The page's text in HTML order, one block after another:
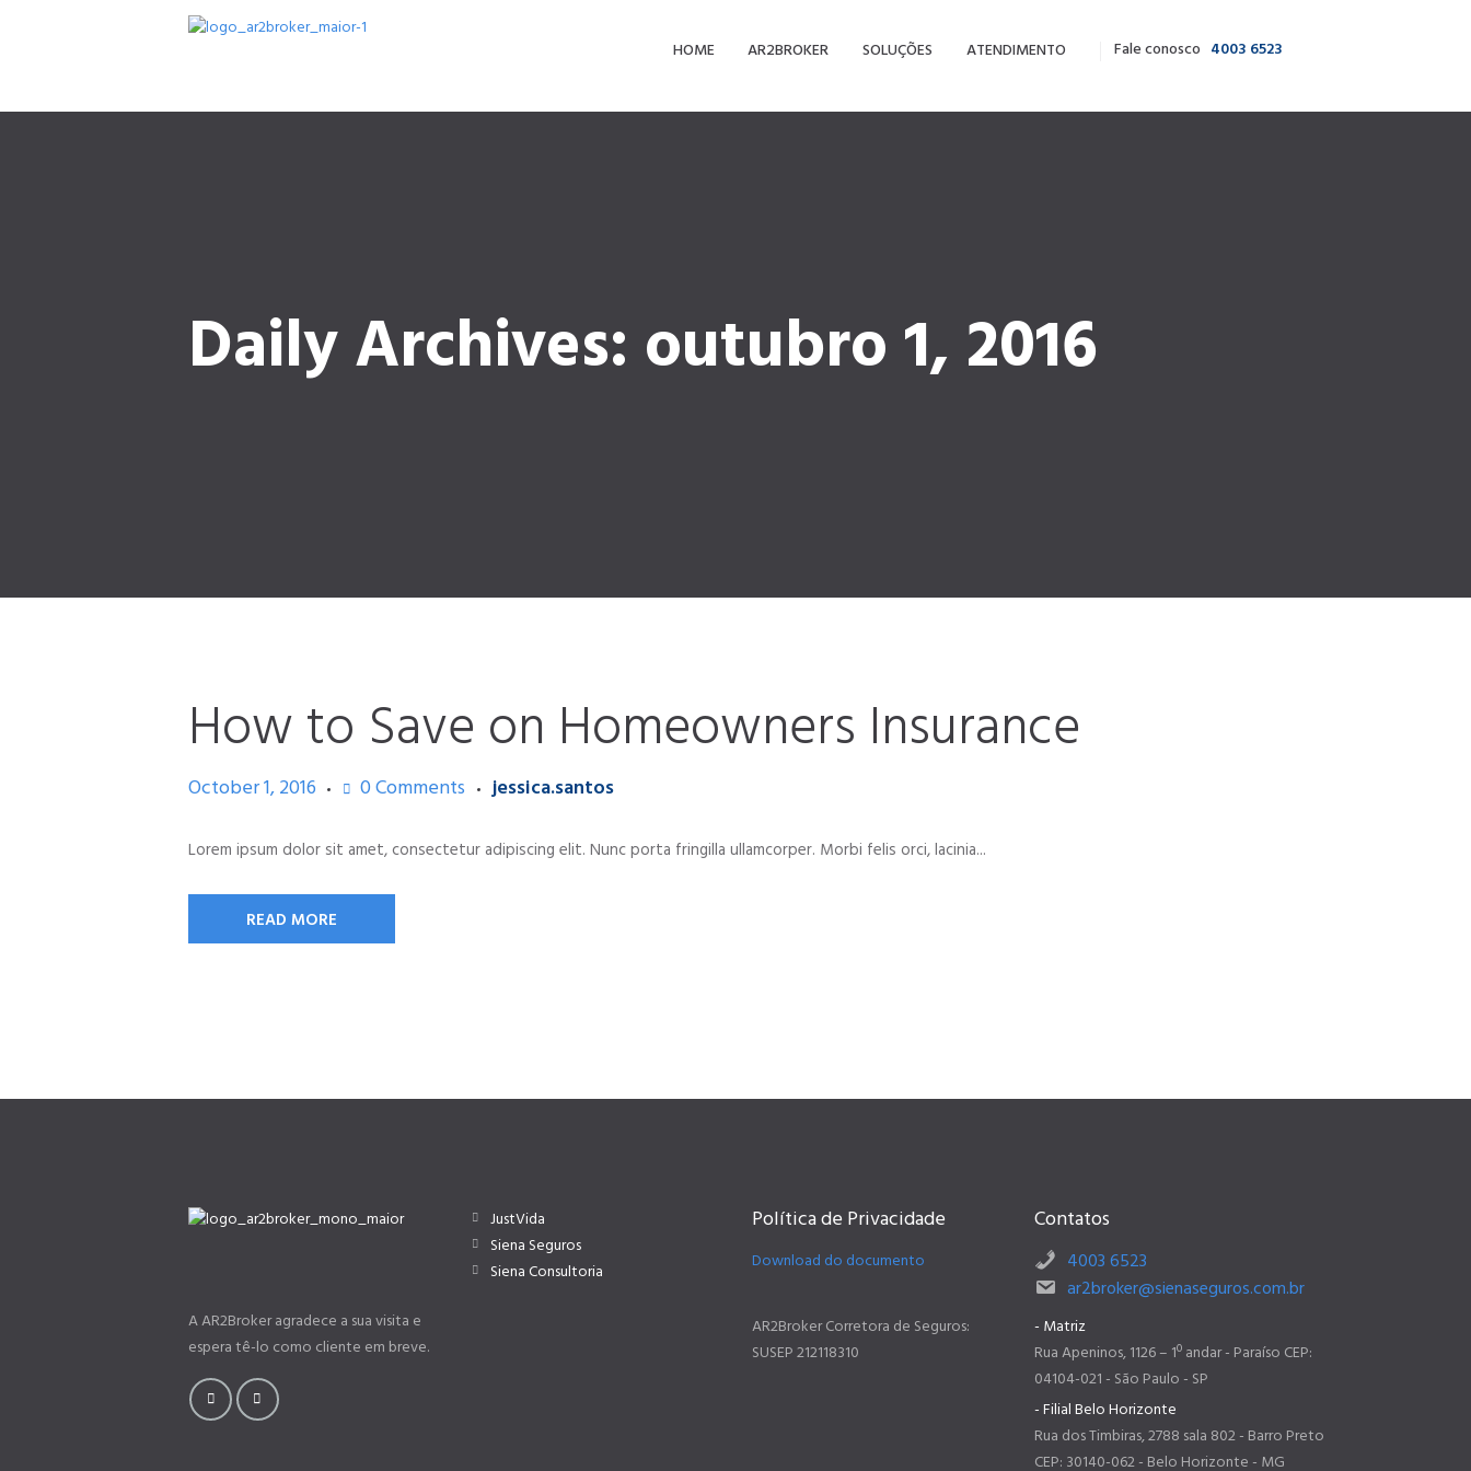
HOME AR2BROKER SOLUÇÕES ATENDIMENTO Fale conosco 4003 6523
Daily Archives: outubro 1, 2016
How to Save on Homeowners Insurance
October 1, 2016 0Comments jessica.santos
Lorem ipsum dolor sit amet, consectetur adipiscing elit. Nunc porta fringilla ullamcorper. Morbi felis orci, lacinia...
READ MORE
A AR2Broker agradece a sua visita e
espera tê-lo como cliente em breve.
JustVida
Siena Seguros
Siena Consultoria
Política de Privacidade
Download do documento
AR2Broker Corretora de Seguros:
SUSEP 212118310
Contatos
4003 6523
ar2broker@sienaseguros.com.br
- Matriz
Rua Apeninos, 1126 – 1º andar - Paraíso CEP:
04104-021 - São Paulo - SP
- Filial Belo Horizonte
Rua dos Timbiras, 2788 sala 802 - Barro Preto
CEP: 30140-062 - Belo Horizonte - MG